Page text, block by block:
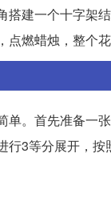
搭建一个十字架
燃蜡烛，整个
。首先准备一
行3等分展开，